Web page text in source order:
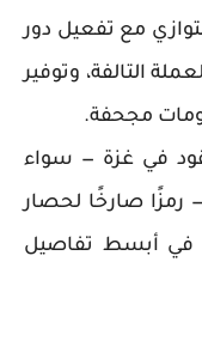
مع تفعيل دور
التالفة، وتوفير
مجحفة.
في غزة — سواء
رمزًا صارخًا لحصار
في أبسط تفاصيل